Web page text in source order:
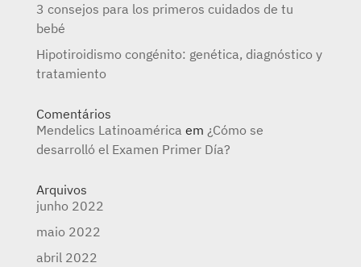
3 consejos para los primeros cuidados de tu
bebé
Hipotiroidismo congénito: genética, diagnóstico y
tratamiento
Comentários
Mendelics Latinoamérica em ¿Cómo se
desarrolló el Examen Primer Día?
Arquivos
junho 2022
maio 2022
abril 2022